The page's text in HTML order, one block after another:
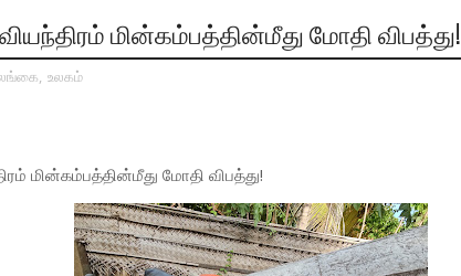
மின்கம்பத்தின்மீது மோதி விபத்து!
, உலகம்
மின்கம்பத்தின்மீது மோதி விபத்து!